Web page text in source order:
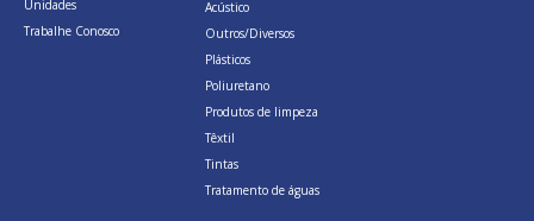
Unidades
Trabalhe Conosco
Acústico
Outros/Diversos
Plásticos
Poliuretano
Produtos de limpeza
Têxtil
Tintas
Tratamento de águas